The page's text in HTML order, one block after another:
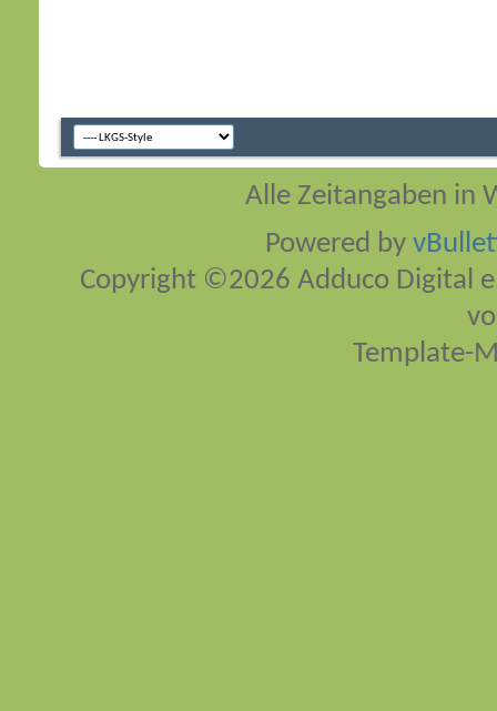
Alle Zeitangaben in
Powered by
Copyright ©2026 Adduco Digital
Template-